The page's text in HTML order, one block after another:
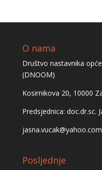
O nama
Društvo nastavnika
(DNOOM)
Kosirnikova 20, 10000
Predsjednica: doc.dr.sc.
jasna.vucak@yahoo.com
Posljednje